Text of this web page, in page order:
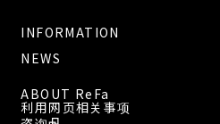
INFORMATION
NEWS
ABOUT ReFa
利用网页相关事项